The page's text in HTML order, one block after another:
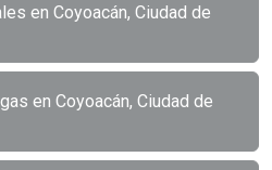
en Coyoacán, Ciudad de
en Coyoacán, Ciudad de